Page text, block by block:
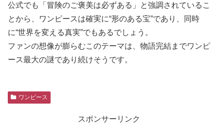
公式でも「冒険のご褒美は必ずある」と強調されているこ
とから、ワンピースは確実に“形のある宝”であり、同時
に“世界を変える真実”でもあるでしょう。
ファンの想像が膨らむこのテーマは、物語完結までワンピ
ース最大の謎であり続けそうです。
ワンピース
スポンサーリンク